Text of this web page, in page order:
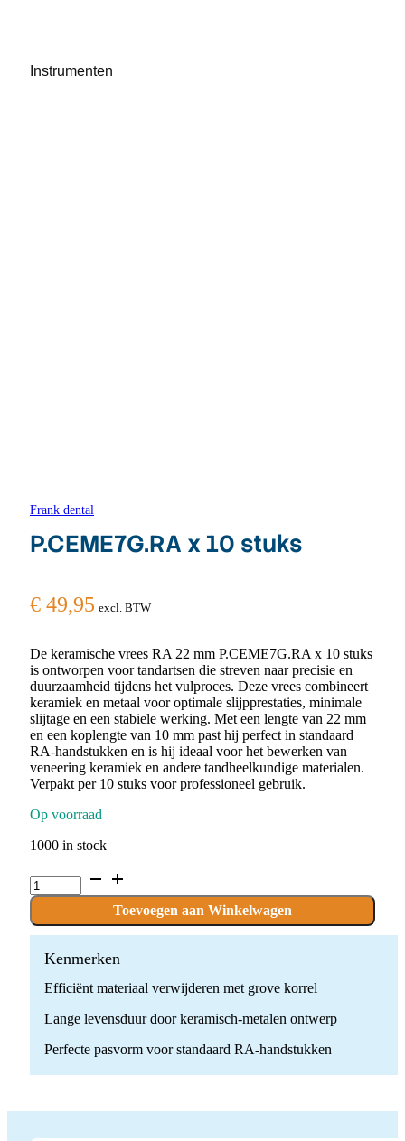
Instrumenten
Frank dental
P.CEME7G.RA x 10 stuks
€ 49,95 excl. BTW
De keramische vrees RA 22 mm P.CEME7G.RA x 10 stuks
is ontworpen voor tandartsen die streven naar precisie en
duurzaamheid tijdens het vulproces. Deze vrees combineert
keramiek en metaal voor optimale slijpprestaties, minimale
slijtage en een stabiele werking. Met een lengte van 22 mm
en een koplengte van 10 mm past hij perfect in standaard
RA-handstukken en is hij ideaal voor het bewerken van
veneering keramiek en andere tandheelkundige materialen.
Verpakt per 10 stuks voor professioneel gebruik.
Op voorraad
1000 in stock
P.CEME7G.RA
x
stuks
quantity
Toevoegen aan Winkelwagen
Kenmerken
Efficiënt materiaal verwijderen met grove korrel
Lange levensduur door keramisch-metalen ontwerp
Perfecte pasvorm voor standaard RA-handstukken